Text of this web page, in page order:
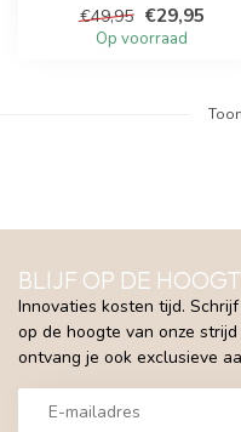
€49,95 €29,95
Op voorraad
Toon
BLIJF OP DE
Innovaties kosten tijd.
op de hoogte van onze
ontvang je ook exclusieve